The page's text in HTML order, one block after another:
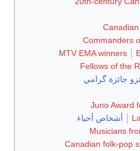
MTV EMA
Fellows of
گرامي
Juno
أشخاص أحياء
Canadian folk-